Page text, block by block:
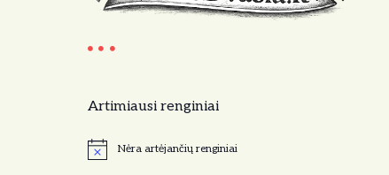
Artimiausi renginiai
N
Nėra artėjančių renginiai